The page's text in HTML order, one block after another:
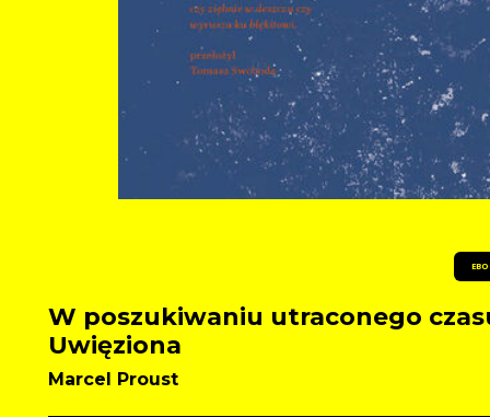
W poszukiwaniu utraconego
Uwięziona
Marcel Proust